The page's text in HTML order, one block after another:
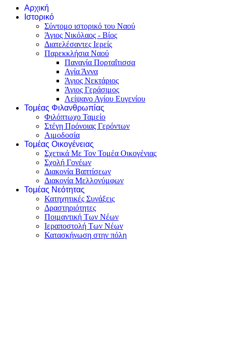
Αρχική
Ιστορικό
Σύντομο ιστορικό του Ναού
Άγιος Νικόλαος - Βίος
Διατελέσαντες Ιερείς
Παρεκκλήσια Ναού
Παναγία Πορταΐτισσα
Αγία Άννα
Άγιος Νεκτάριος
Άγιος Γεράσιμος
Λείψανο Αγίου Ευγενίου
Τομέας Φιλανθρωπίας
Φιλόπτωχο Ταμείο
Στέγη Πρόνοιας Γερόντων
Αιμοδοσία
Τομέας Οικογένειας
Σχετικά Με Τον Τομέα Οικογένιας
Σχολή Γονέων
Διακονία Βαπτίσεων
Διακονία Μελλονύμφων
Τομέας Νεότητας
Κατηχητικές Συνάξεις
Δραστηριότητες
Ποιμαντική Των Νέων
Ιεραποστολή Των Νέων
Κατασκήνωση στην πόλη